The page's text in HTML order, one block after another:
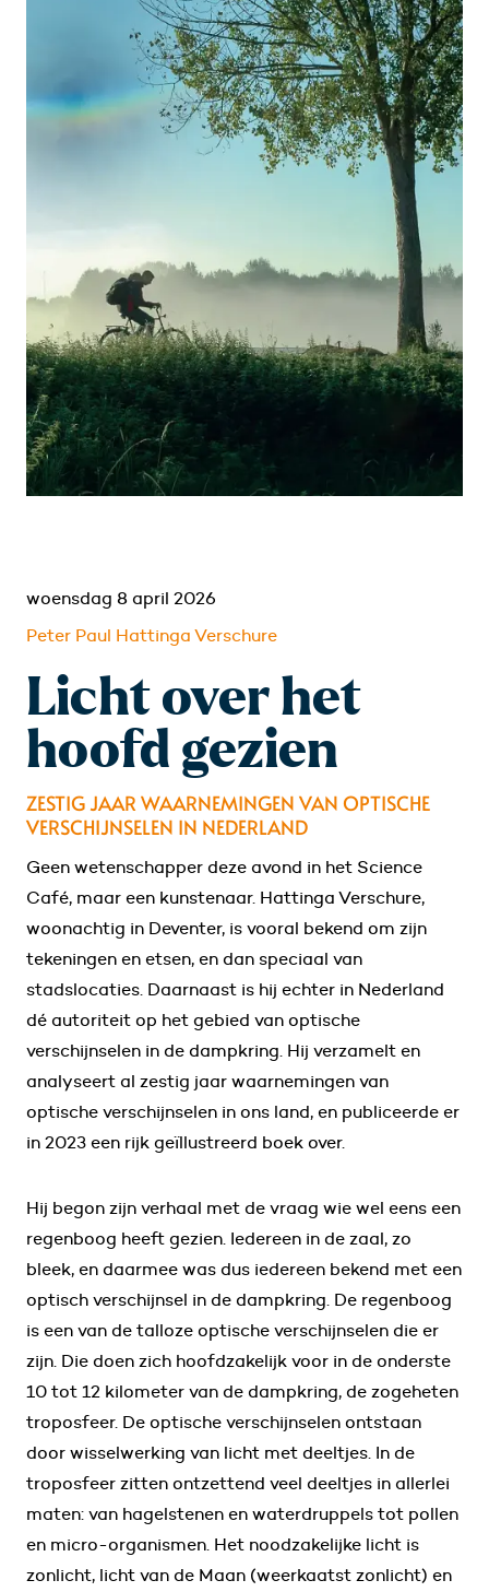
woensdag 8 april 2026
Peter Paul Hattinga Verschure
Licht over het
hoofd gezien
ZESTIG JAAR WAARNEMINGEN VAN OPTISCHE
VERSCHIJNSELEN IN NEDERLAND
Geen wetenschapper deze avond in het Science
Café, maar een kunstenaar. Hattinga Verschure,
woonachtig in Deventer, is vooral bekend om zijn
tekeningen en etsen, en dan speciaal van
stadslocaties. Daarnaast is hij echter in Nederland
dé autoriteit op het gebied van optische
verschijnselen in de dampkring. Hij verzamelt en
analyseert al zestig jaar waarnemingen van
optische verschijnselen in ons land, en publiceerde er
in 2023 een rijk geïllustreerd boek over.
Hij begon zijn verhaal met de vraag wie wel eens een
regenboog heeft gezien. Iedereen in de zaal, zo
bleek, en daarmee was dus iedereen bekend met een
optisch verschijnsel in de dampkring. De regenboog
is een van de talloze optische verschijnselen die er
zijn. Die doen zich hoofdzakelijk voor in de onderste
10 tot 12 kilometer van de dampkring, de zogeheten
troposfeer. De optische verschijnselen ontstaan
door wisselwerking van licht met deeltjes. In de
troposfeer zitten ontzettend veel deeltjes in allerlei
maten: van hagelstenen en waterdruppels tot pollen
en micro-organismen. Het noodzakelijke licht is
zonlicht, licht van de Maan (weerkaatst zonlicht) en